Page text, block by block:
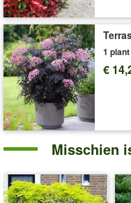
1 plant
€
Misschien